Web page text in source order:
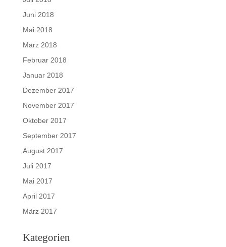
Juni 2018
Mai 2018
März 2018
Februar 2018
Januar 2018
Dezember 2017
November 2017
Oktober 2017
September 2017
August 2017
Juli 2017
Mai 2017
April 2017
März 2017
Kategorien